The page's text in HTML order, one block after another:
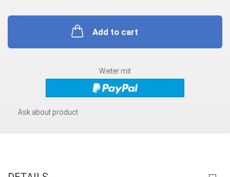
Add to cart
Weiter mit
Ask about product